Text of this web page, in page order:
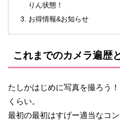
りん状態！
お得情報&お知らせ
これまでのカメラ遍歴
たしかはじめに写真を撮ろう
くらい。
最初の最初はすげー適当なコ